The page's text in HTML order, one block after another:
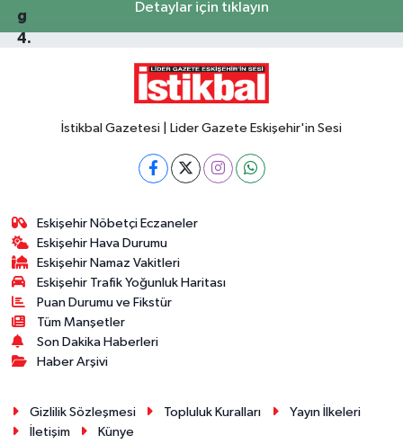
Detaylar için tıklayın
İstikbal Gazetesi | Lider Gazete Eskişehir'in Sesi
Eskişehir Nöbetçi Eczaneler
Eskişehir Hava Durumu
Eskişehir Namaz Vakitleri
Eskişehir Trafik Yoğunluk Haritası
Puan Durumu ve Fikstür
Tüm Manşetler
Son Dakika Haberleri
Haber Arşivi
Gizlilik Sözleşmesi Topluluk Kuralları
Yayın İlkeleri
İletişim
Künye